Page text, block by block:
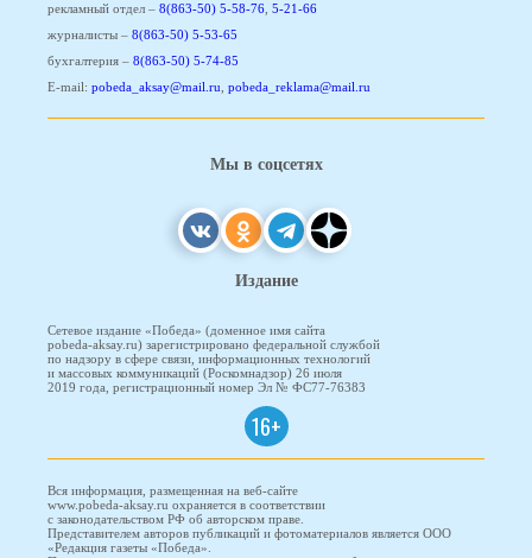
рекламный отдел – 8(863-50) 5-58-76, 5-21-66
журналисты – 8(863-50) 5-53-65
бухгалтерия – 8(863-50) 5-74-85
E-mail: pobeda_aksay@mail.ru, pobeda_reklama@mail.ru
Мы в соцсетях
Издание
Сетевое издание «Победа» (доменное имя сайта
pobeda-aksay.ru) зарегистрировано федеральной службой
по надзору в сфере связи, информационных технологий
и массовых коммуникаций (Роскомнадзор) 26 июля
2019 года, регистрационный номер Эл № ФС77-76383
16+
Вся информация, размещенная на веб-сайте
www.pobeda-aksay.ru охраняется в соответствии
с законодательством РФ об авторском праве.
Представителем авторов публикаций и фотоматериалов является ООО
«Редакция газеты «Победа».